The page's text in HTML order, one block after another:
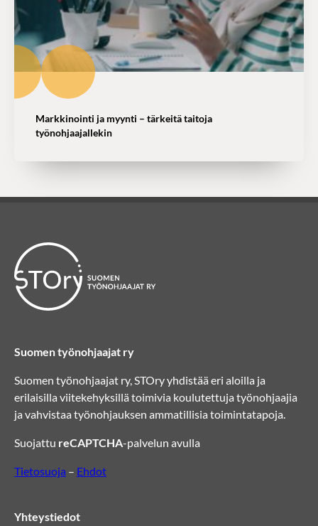
Markkinointi ja myynti – tärkeitä taitoja
työnohjaajallekin
Suomen työnohjaajat ry
Suomen työnohjaajat ry, STOry yhdistää eri aloilla ja
erilaisilla viitekehyksillä toimivia koulutettuja työnohjaajia
ja vahvistaa työnohjauksen ammatillisia toimintatapoja.
Suojattu reCAPTCHA-palvelun avulla
Tietosuoja – Ehdot
Yhteystiedot